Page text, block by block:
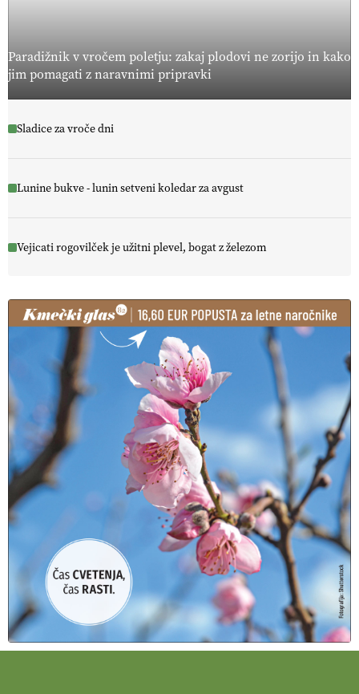
Paradižnik v vročem poletju: zakaj plodovi ne zorijo in kako
jim pomagati z naravnimi pripravki
Sladice za vroče dni
Lunine bukve - lunin setveni koledar za avgust
Vejicati rogovilček je užitni plevel, bogat z železom